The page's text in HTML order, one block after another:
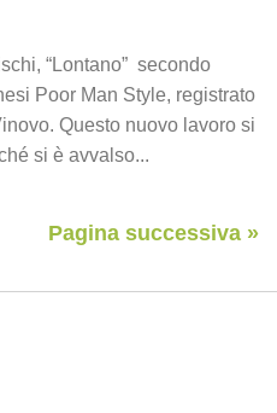
“Lontano” secondo
Poor Man Style, registrato
Questo nuovo lavoro si
si è avvalso...
Pagina successiva »